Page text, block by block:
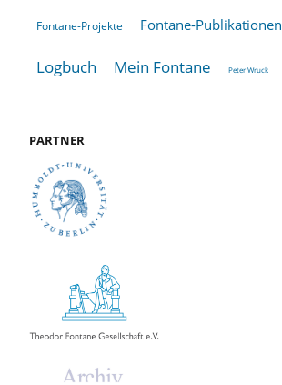
Fontane-Projekte Fontane-Publikationen
Logbuch Mein Fontane Peter Wruck
PARTNER